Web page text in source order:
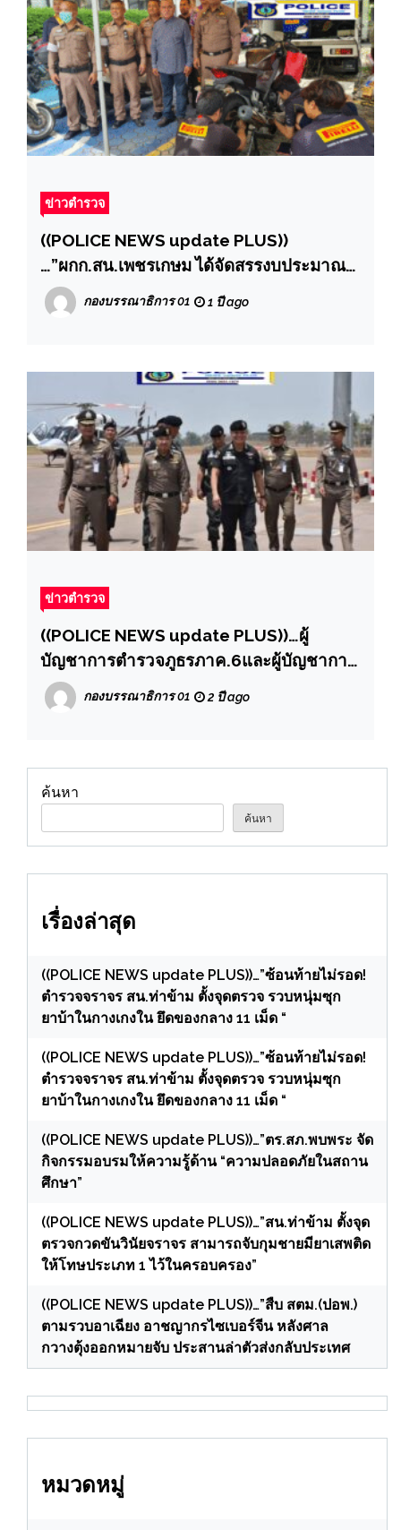
ข่าวตำรวจ
((POLICE NEWS update PLUS))
…”ผกก.สน.เพชรเกษม ได้จัดสรรงบประมาณ
จัดซื้ออะไหล่รถจักรยานยนต์ พร้อมซ่อมบำรุง
เปลี่ยนถ่ายน้ำมันเครื่อง ล้อยาง รถ
กองบรรณาธิการ 01 1 ปี ago
ข่าวตำรวจ
((POLICE NEWS update PLUS))…ผู้
บัญชาการตำรวจภูธรภาค.6และผู้บัญชาการ
ตำรวจตระเวณชายแดน.ร่วมตรวจ
ชายแดน.ก่อนนายกเศรษฐา ทวีสิน.จะลงพื้นที่
กองบรรณาธิการ 01 2 ปี ago
ค้นหา
ค้นหา
เรื่องล่าสุด
((POLICE NEWS update PLUS))…”ซ้อนท้ายไม่รอด!
ตำรวจจราจร สน.ท่าข้าม ตั้งจุดตรวจ รวบหนุ่มซุก
ยาบ้าในกางเกงใน ยึดของกลาง 11 เม็ด “
((POLICE NEWS update PLUS))…”ซ้อนท้ายไม่รอด!
ตำรวจจราจร สน.ท่าข้าม ตั้งจุดตรวจ รวบหนุ่มซุก
ยาบ้าในกางเกงใน ยึดของกลาง 11 เม็ด “
((POLICE NEWS update PLUS))…”ตร.สภ.พบพระ จัด
กิจกรรมอบรมให้ความรู้ด้าน “ความปลอดภัยในสถาน
ศึกษา”
((POLICE NEWS update PLUS))…”สน.ท่าข้าม ตั้งจุด
ตรวจกวดขันวินัยจราจร สามารถจับกุมชายมียาเสพติด
ให้โทษประเภท 1 ไว้ในครอบครอง”
((POLICE NEWS update PLUS))…”สืบ สตม.(ปอพ.)
ตามรวบอาเฉียง อาชญากรไซเบอร์จีน หลังศาล
กวางตุ้งออกหมายจับ ประสานล่าตัวส่งกลับประเทศ
หมวดหมู่